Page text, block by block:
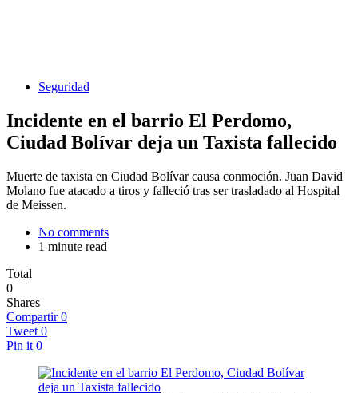
Seguridad
Incidente en el barrio El Perdomo,
Ciudad Bolívar deja un Taxista fallecido
Muerte de taxista en Ciudad Bolívar causa conmoción. Juan David
Molano fue atacado a tiros y falleció tras ser trasladado al Hospital
de Meissen.
No comments
1 minute read
Total
0
Shares
Compartir 0
Tweet 0
Pin it 0